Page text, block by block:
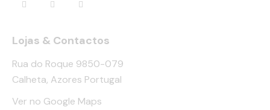
Lojas & Contactos
Rua do Roque 9850-079
Calheta, Azores Portugal
Ver no Google Maps